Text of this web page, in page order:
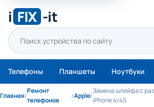
i FIX -it
Телефоны Планшеты Ноутбуки
Главная/
Ремонт
телефонов
/Apple/
Замена шлейфа с
iPhone 4/4S